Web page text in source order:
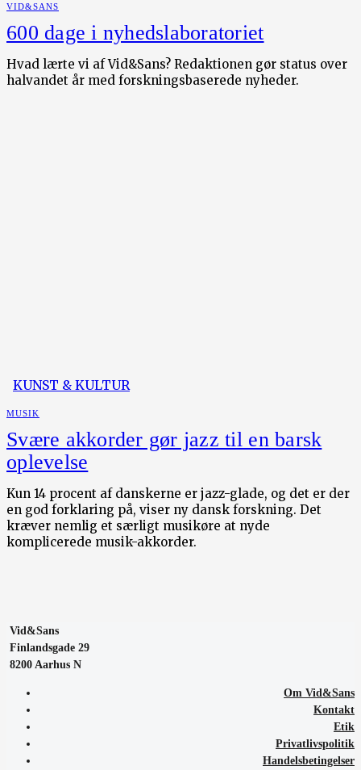
VID&SANS
600 dage i nyhedslaboratoriet
Hvad lærte vi af Vid&Sans? Redaktionen gør status over
halvandet år med forskningsbaserede nyheder.
KUNST & KULTUR
MUSIK
Svære akkorder gør jazz til en barsk
oplevelse
Kun 14 procent af danskerne er jazz-glade, og det er der
en god forklaring på, viser ny dansk forskning. Det
kræver nemlig et særligt musikøre at nyde
komplicerede musik-akkorder.
Vid&Sans
Finlandsgade 29
8200 Aarhus N
Om Vid&Sans
Kontakt
Etik
Privatlivspolitik
Handelsbetingelser